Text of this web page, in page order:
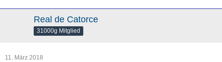
Real de Catorce
31000g Mitglied
11. März 2018